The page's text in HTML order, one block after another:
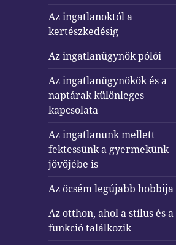
Az ingatlanoktól a
kertészkedésig
Az ingatlanügynök pólói
Az ingatlanügynökök és a
naptárak különleges
kapcsolata
Az ingatlanunk mellett
fektessünk a gyermekünk
jövőjébe is
Az öcsém legújabb hobbija
Az otthon, ahol a stílus és a
funkció találkozik